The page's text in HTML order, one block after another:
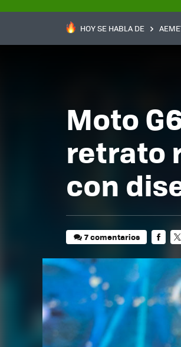
HOY SE HABLA DE
Moto
retrato
con
7 comentarios